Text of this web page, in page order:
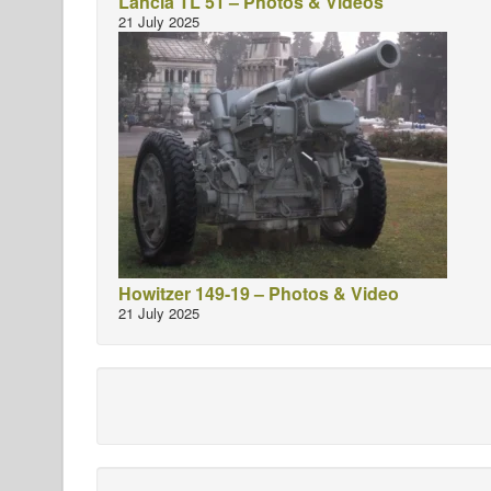
21 July 2025
Howitzer 149-19 – Photos & Video
21 July 2025